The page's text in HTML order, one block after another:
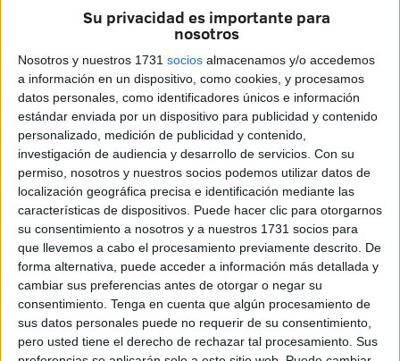
Su privacidad es importante para
nosotros
Nosotros y nuestros 1731 socios almacenamos y/o accedemos
a información en un dispositivo, como cookies, y procesamos
datos personales, como identificadores únicos e información
estándar enviada por un dispositivo para publicidad y contenido
personalizado, medición de publicidad y contenido,
investigación de audiencia y desarrollo de servicios. Con su
permiso, nosotros y nuestros socios podemos utilizar datos de
localización geográfica precisa e identificación mediante las
características de dispositivos. Puede hacer clic para otorgarnos
su consentimiento a nosotros y a nuestros 1731 socios para
que llevemos a cabo el procesamiento previamente descrito. De
forma alternativa, puede acceder a información más detallada y
cambiar sus preferencias antes de otorgar o negar su
consentimiento. Tenga en cuenta que algún procesamiento de
sus datos personales puede no requerir de su consentimiento,
pero usted tiene el derecho de rechazar tal procesamiento. Sus
Son la firme evidencia de que el canon preestablecido ha
pasado a un segundo plano gracias a un arma que todo lo
puede: el amor y la unión. Hace doce años que
conformaron una familia que por aquel entonces se salía
de la norma y, como manifiesta David, “los inicios fueron ni
hilar hilos de oro, aunque de 8 a 9 años para aquí todo ha
sido más fluido”.
En realidad Víctor y David conforman solo una mitad del
pastel, que completan Charo (exmujer de Víctor) y Juan (
su actual esposo), una ‘súper familia’ cuyo objetivo era el
mismo.
“Las dos familias tuvimos claro desde el principio que el fin
último eran los niños”, expresa David. Precisamente es
ahí, señala Víctor, donde su pareja jugó un papel